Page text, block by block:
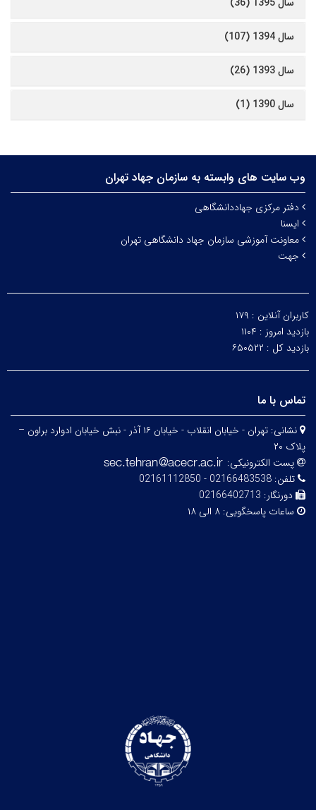
سال 1394 (107)
سال 1393 (26)
سال 1390 (1)
وب سایت های وابسته به سازمان جهاد تهران
دفتر مرکزی جهاددانشگاهی
ایسنا
معاونت آموزشی سازمان جهاد دانشگاهی تهران
جهت
کاربران آنلاین : ۱۷۹
بازدید امروز : ۱۱۰۴
بازدید کل : ۶۵۰۵۲۲
تماس با ما
نشانی:
تهران - خیابان انقلاب - خیابان ۱۶ آذر - نبش خیابان ادوارد براون –
پلاک ۲۰
پست الکترونیکی:
تلفن: 02166483538 - 02161112850
دورنگار: 02166402713
ساعات پاسخگویی: ۸ الی ۱۸